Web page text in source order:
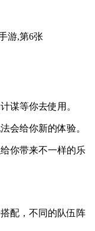
谋等你去使用。
会给你新的体验。
你带来不一样的乐
配，不同的队伍阵